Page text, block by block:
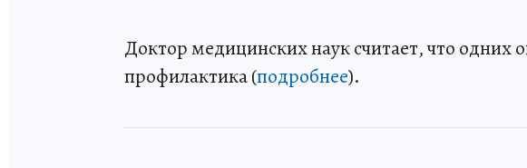
Доктор медицинских наук считает, что одних
профилактика (подробнее).